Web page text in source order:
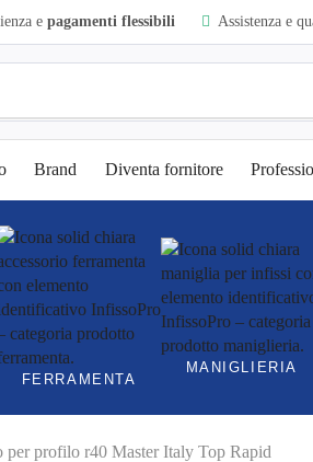
e pagamenti flessibili Assistenza e
Brand Diventa fornitore
FERRAMENTA
MANIGLIERIA
per profilo r40 Master Italy Top Rapid